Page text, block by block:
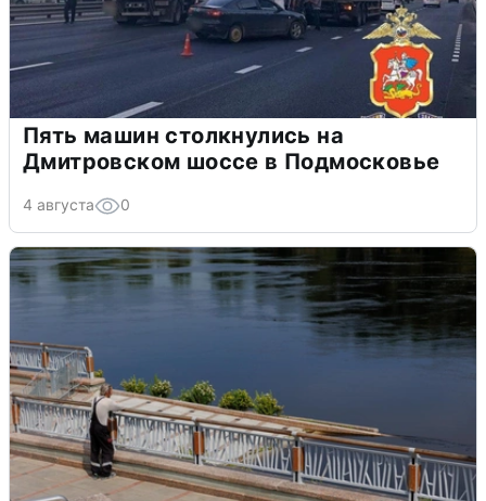
Пять машин столкнулись на
Дмитровском шоссе в Подмосковье
4 августа 0